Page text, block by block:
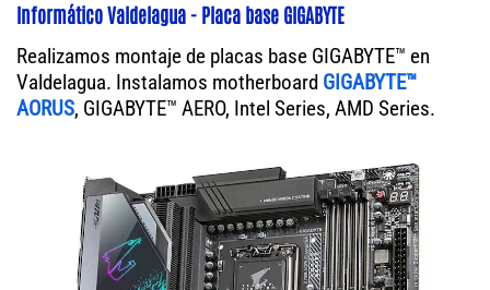
Informático Valdelagua - Placa base GIGABYTE
Realizamos montaje de placas base GIGABYTE™ en
Valdelagua. Instalamos motherboard GIGABYTE™
AORUS, GIGABYTE™ AERO, Intel Series, AMD Series.